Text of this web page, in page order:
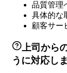
品質管理
具体的な
顧客サー
上司から
うに対応し